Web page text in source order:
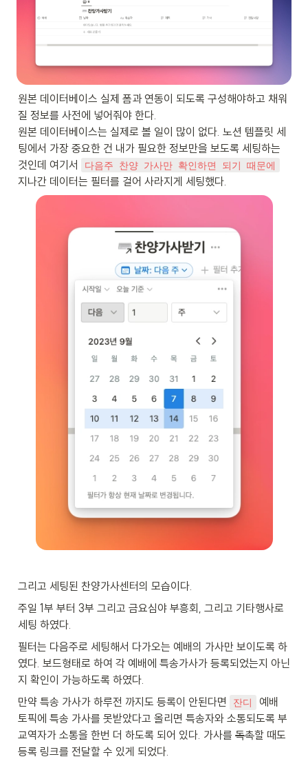
원본 데이터베이스 실제 폼과 연동이 되도록 구성해야하고 채워
질 정보를 사전에 넣어줘야 한다.
원본 데이터베이스는 실제로 볼 일이 많이 없다. 노션 템플릿 세
팅에서 가장 중요한 건 내가 필요한 정보만을 보도록 세팅하는
것인데 여기서
다음주 찬양 가사만 확인하면 되기 때문에
지나간 데이터는 필터를 걸어 사라지게 세팅했다.
그리고 세팅된 찬양가사센터의 모습이다.
주일 1부 부터 3부 그리고 금요심야 부흥회, 그리고 기타행사로
세팅 하였다.
필터는 다음주로 세팅해서 다가오는 예배의 가사만 보이도록 하
였다. 보드형태로 하여 각 예배에 특송가사가 등록되었는지 아닌
지 확인이 가능하도록 하였다.
만약 특송 가사가 하루전 까지도 등록이 안된다면
잔디
예배
토픽에 특송 가사를 못받았다고 올리면 특송자와 소통되도록 부
교역자가 소통을 한번 더 하도록 되어 있다. 가사를 독촉할 때도
등록 링크를 전달할 수 있게 되었다.